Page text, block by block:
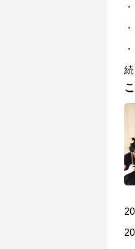
・
・
・
続